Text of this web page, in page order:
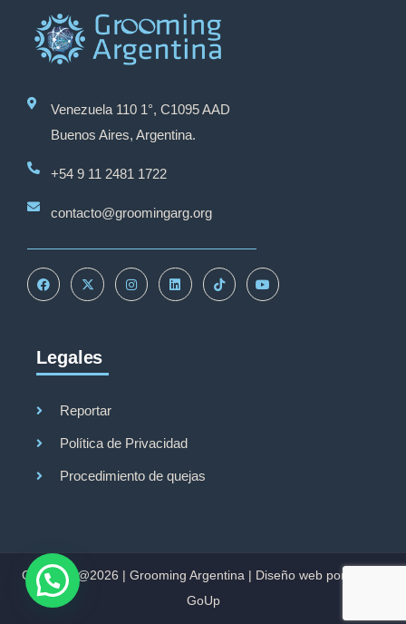
Venezuela 110 1°, C1095 AAD
Buenos Aires, Argentina.
+54 9 11 2481 1722
contacto@groomingarg.org
Legales
Reportar
Política de Privacidad
Procedimiento de quejas
Copyright@2026 | Grooming Argentina | Diseño web por Studio
GoUp